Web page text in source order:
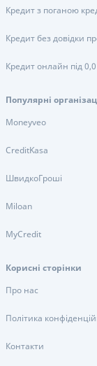
Кредит з поганою
Кредит без довідки
Кредит онлайн під
Популярні
Moneyveo
CreditKasa
ШвидкоГроші
Miloan
MyCredit
Корисні сторінки
Про нас
Політика
Контакти